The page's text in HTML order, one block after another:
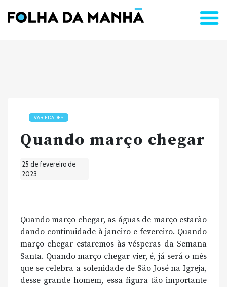
VARIEDADES
Quando março chegar
25 de fevereiro de
2023
Quando março chegar, as águas de março estarão
dando continuidade à janeiro e fevereiro. Quando
março chegar estaremos às vésperas da Semana
Santa. Quando março chegar vier, é, já será o mês
que se celebra a solenidade de São José na Igreja,
desse grande homem, essa figura tão importante